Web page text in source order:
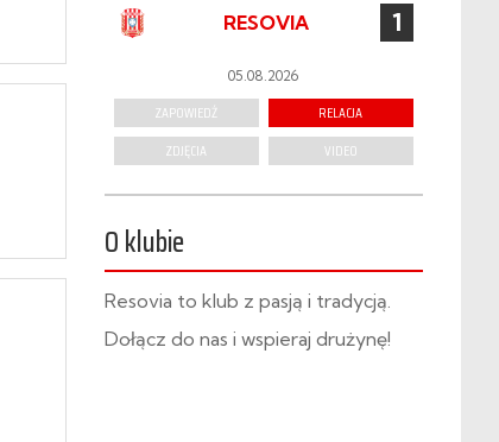
RESOVIA 1
05.08.2026
ZAPOWIEDŹ
RELACJA
ZDJĘCIA
VIDEO
O klubie
Resovia to klub z pasją i tradycją.
Dołącz do nas i wspieraj drużynę!